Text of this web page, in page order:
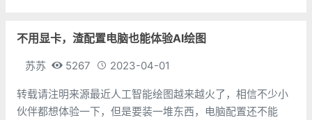
不用显卡，渣配置电脑也能体验AI绘图
苏苏 5267 2023-04-01
转载请注明来源最近人工智能绘图越来越火了，相信不少小
伙伴都想体验一下，但是要装一堆东西，电脑配置还不能